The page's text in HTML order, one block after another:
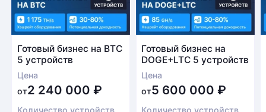
Готовый бизнес на BTC
5 устройств
Цена
от2 240 000 ₽
Готовый бизнес на
DOGE+LTC 5 устройств
Цена
от5 600 000₽